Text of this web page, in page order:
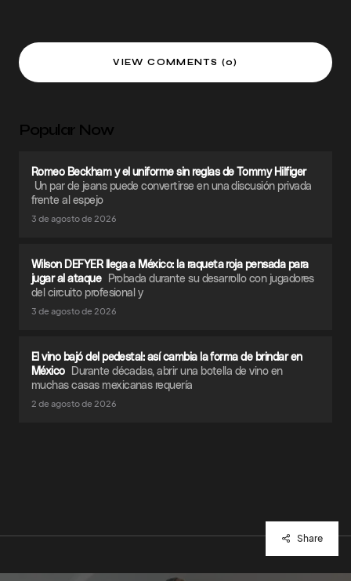
VIEW COMMENTS (0)
Popular Now
Romeo Beckham y el uniforme sin reglas de Tommy Hilfiger
Un par de jeans puede convertirse en una discusión privada
frente al espejo
3 de agosto de 2026
Wilson DEFYER llega a México: la raqueta roja pensada para
jugar al ataque Probada durante su desarrollo con jugadores
del circuito profesional y
3 de agosto de 2026
El vino bajó del pedestal: así cambia la forma de brindar en
México Durante décadas, abrir una botella de vino en
muchas casas mexicanas requería
2 de agosto de 2026
Share